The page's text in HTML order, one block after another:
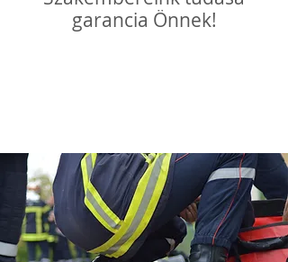
garancia Önnek!